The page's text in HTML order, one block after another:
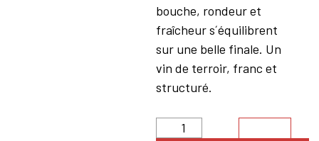
bouche, rondeur et
fraîcheur s´équilibrent
sur une belle finale. Un
vin de terroir, franc et
structuré.